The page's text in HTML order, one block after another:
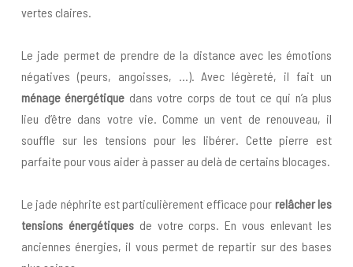
vertes claires.
Le jade permet de prendre de la distance avec les émotions
négatives (peurs, angoisses, …). Avec légèreté, il fait un
ménage énergétique dans votre corps de tout ce qui n’a plus
lieu d’être dans votre vie. Comme un vent de renouveau, il
souffle sur les tensions pour les libérer. Cette pierre est
parfaite pour vous aider à passer au delà de certains blocages.
Le jade néphrite est particulièrement efficace pour relâcher les
tensions énergétiques de votre corps. En vous enlevant les
anciennes énergies, il vous permet de repartir sur des bases